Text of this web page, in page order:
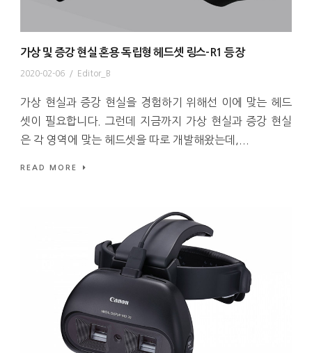
가상 및 증강 현실 혼용 독립형 헤드셋 링스-R1 등장
2020-02-06 / Editor_B
가상 현실과 증강 현실을 경험하기 위해선 이에 맞는 헤드
셋이 필요합니다. 그런데 지금까지 가상 현실과 증강 현실
은 각 영역에 맞는 헤드셋을 따로 개발해왔는데,...
READ MORE